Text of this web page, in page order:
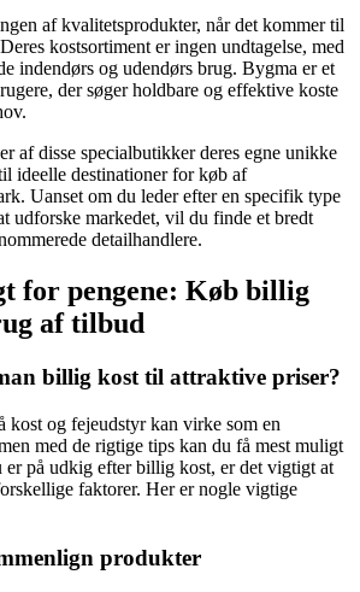
af ​​kvalitetsprodukter, når det kommer til
kostsortiment er ingen undtagelse, med
indendørs og udendørs brug. Bygma er et
der søger holdbare og effektive koste
af disse specialbutikker deres egne unikke
ideelle destinationer for køb af
Uanset om du leder efter en specifik type
udforske markedet, vil du finde et bredt
detailhandlere.
for pengene: Køb billig
af tilbud
billig kost til attraktive priser?
kost og fejeudstyr kan virke som en
med de rigtige tips kan du få mest muligt
er på udkig efter billig kost, er det vigtigt at
faktorer. Her er nogle vigtige
produkter